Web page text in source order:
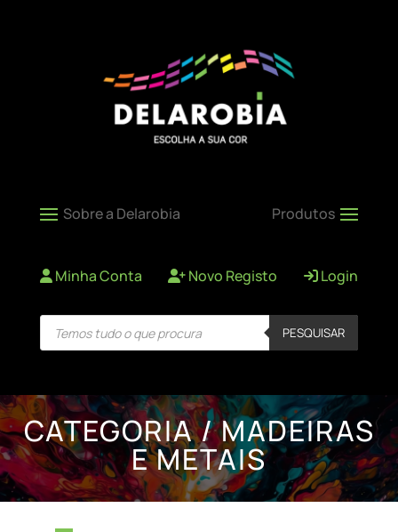
Minha Conta Novo Registo Login
Products
search PESQUISAR
CATEGORIA / MADEIRAS
E METAIS